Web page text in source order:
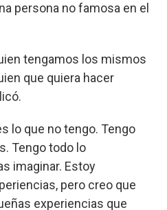
persona no famosa en el
tengamos los mismos
que quiera hacer
lo que no tengo. Tengo
Tengo todo lo
imaginar. Estoy
pero creo que
experiencias que